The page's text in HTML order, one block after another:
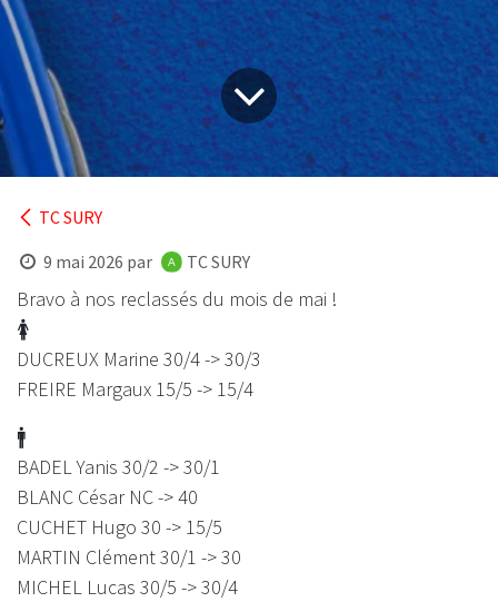
TC SURY
9 mai 2026 par TC SURY
Bravo à nos reclassés du mois de mai !
🚺
DUCREUX Marine 30/4 -> 30/3
FREIRE Margaux 15/5 -> 15/4
🚹
BADEL Yanis 30/2 -> 30/1
BLANC César NC -> 40
CUCHET Hugo 30 -> 15/5
MARTIN Clément 30/1 -> 30
MICHEL Lucas 30/5 -> 30/4